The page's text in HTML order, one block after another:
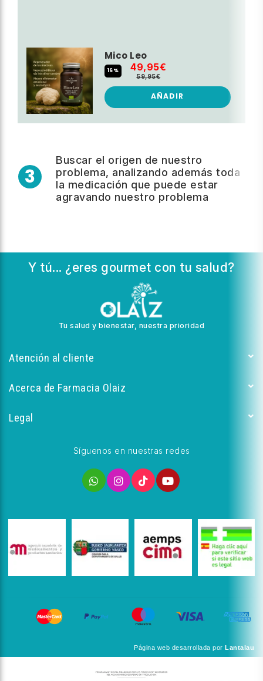
Mico Leo
16% 49,95€
59,95€
AÑADIR
3
Buscar el origen de nuestro
problema, analizando además toda
la medicación que puede estar
agravando nuestro problema
Y tú... ¿eres gourmet con tu salud?
Tu salud y bienestar, nuestra prioridad
Atención al cliente
Acerca de Farmacia Olaiz
Legal
Síguenos en nuestras redes
Página web desarrollada por Lantalau